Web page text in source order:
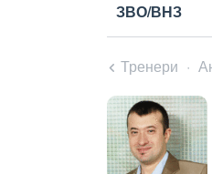
ЗВО/ВНЗ
Тренери